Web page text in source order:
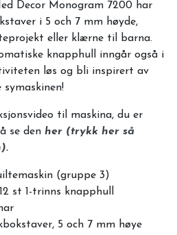
Decor Monogram 7200 har
i 5 och 7 mm høyde,
eller klærne til barna.
knapphull inngår også i
løs og bli inspirert av
symaskinen!
til maskina, du er
se den her (trykk her så
(gruppe 3)
st 1-trinns knapphull
5 och 7 mm høye